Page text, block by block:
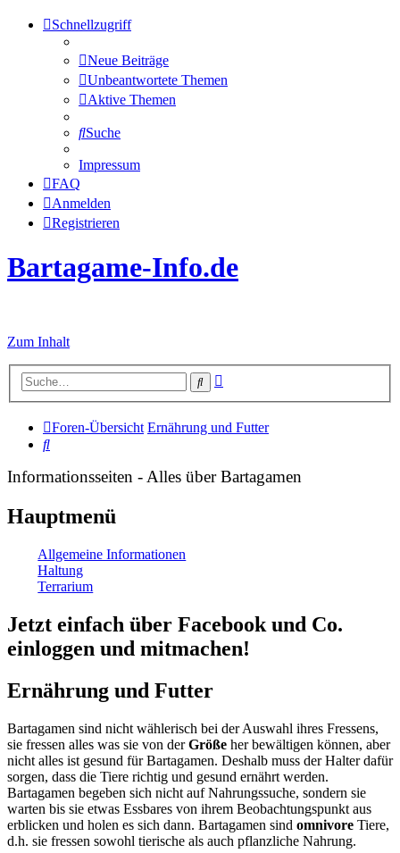
Schnellzugriff
Neue Beiträge
Unbeantwortete Themen
Aktive Themen
Suche
Impressum
FAQ
Anmelden
Registrieren
Bartagame-Info.de
Zum Inhalt
Suche
Foren-Übersicht Ernährung und Futter
Suche
Informationsseiten - Alles über Bartagamen
Hauptmenü
Allgemeine Informationen
Haltung
Terrarium
Jetzt einfach über Facebook und Co.
einloggen und mitmachen!
Ernährung und Futter
Bartagamen sind nicht wählerisch bei der Auswahl ihres Fressens,
sie fressen alles was sie von derGröße her bewältigen können, aber
nicht alles ist gesund für Bartagamen. Deshalb muss der Halter dafür
sorgen, dass die Tiere richtig und gesund ernährt werden.
Bartagamen begeben sich nicht auf Nahrungssuche, sondern sie
warten bis sie etwas Essbares von ihrem Beobachtungspunkt aus
erblicken und holen es sich dann. Bartagamen sind omnivore Tiere,
d.h. sie fressen sowohl tierische als auch pflanzliche Nahrung.